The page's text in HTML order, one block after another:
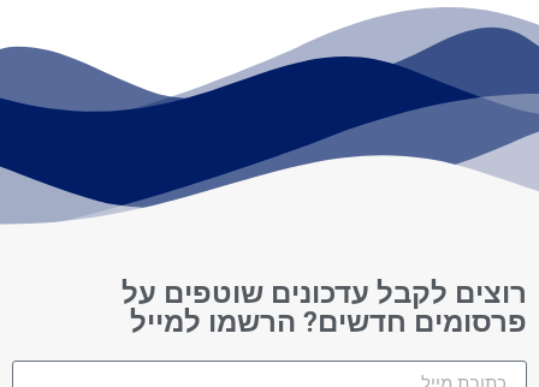
רוצים לקבל עדכונים שוטפים על
פרסומים חדשים? הרשמו למייל